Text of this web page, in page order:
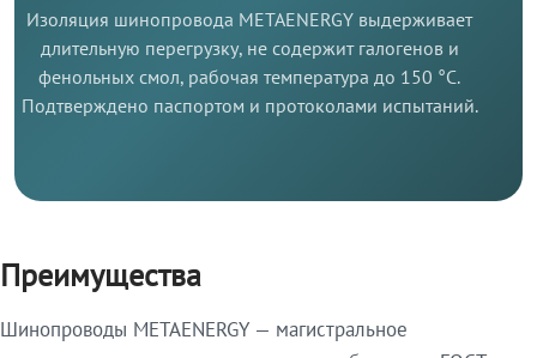
Изоляция шинопровода METAENERGY выдерживает
длительную перегрузку, не содержит галогенов и
фенольных смол, рабочая температура до 150 °C.
Подтверждено паспортом и протоколами испытаний.
Преимущества
Шинопроводы METAENERGY — магистральное